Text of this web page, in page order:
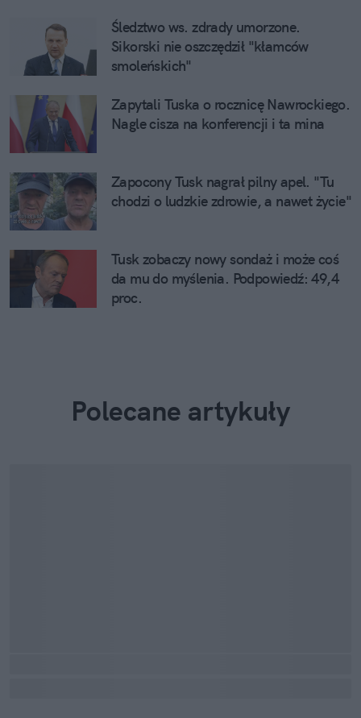
Śledztwo ws. zdrady umorzone.
Sikorski nie oszczędził "kłamców
smoleńskich"
Zapytali Tuska o rocznicę Nawrockiego.
Nagle cisza na konferencji i ta mina
Zapocony Tusk nagrał pilny apel. "Tu
chodzi o ludzkie zdrowie, a nawet życie"
Tusk zobaczy nowy sondaż i może coś
da mu do myślenia. Podpowiedź: 49,4
proc.
Polecane artykuły